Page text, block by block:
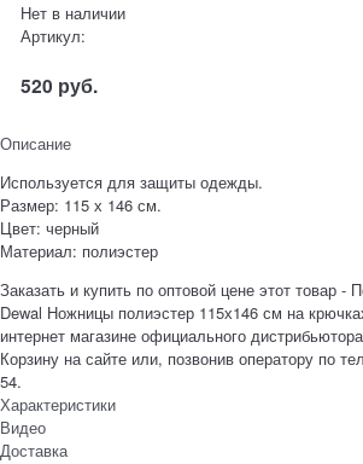
Нет в наличии
Артикул:
520 руб.
Описание
Используется для защиты одежды.
Размер: 115 х 146 см.
Цвет: черный
Материал: полиэстер
Заказать и купить по оптовой цене этот товар -
Dewal Ножницы полиэстер 115х146 см на
интернет магазине официального
Корзину на сайте или, позвонив оператору по
54.
Характеристики
Видео
Доставка